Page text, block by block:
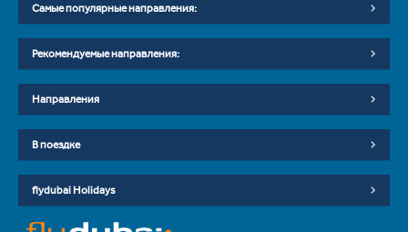
Самые популярные направления:
Рекомендуемые направления:
Направления
В поездке
flydubai Holidays